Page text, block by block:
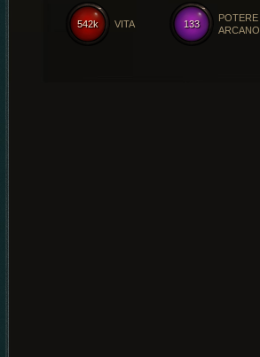
133
POTERE
ARCANO
542k VITA